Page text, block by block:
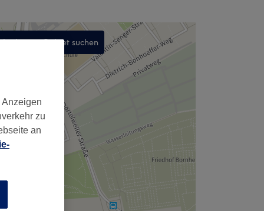
In diesem Gebiet suchen
zu
an